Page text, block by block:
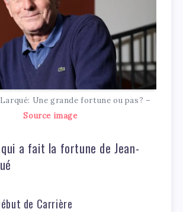
Une grande fortune ou pas? –
Source image
a fait la fortune de Jean-
de Carrière